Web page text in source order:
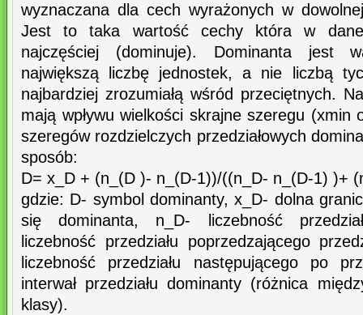
wyznaczana dla cech wyrażonych w
Jest to taka wartość cechy która w
najczęściej (dominuje). Dominanta jest
największą liczbę jednostek, a nie liczbą
najbardziej zrozumiałą wśród przeciętnych.
mają wpływu wielkości skrajne szeregu
szeregów rozdzielczych przedziałowych
sposób:
D= x_D + (n_(D )- n_(D-1))/((n_D- n_(D-1) )+
gdzie: D- symbol dominanty, x_D- dolna
się dominanta, n_D- liczebność
liczebność przedziału poprzedzającego
liczebność przedziału następującego po
interwał przedziału dominanty (różnica
klasy).